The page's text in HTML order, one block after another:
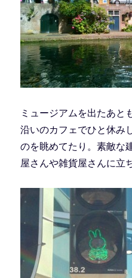
ミュージアムを出たあと
沿いのカフェでひと休み
のを眺めてたり。素敵な
屋さんや雑貨屋さんに立